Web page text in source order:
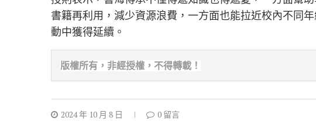
書籍再利用，減少資源浪費，一方面也能拉近校內不同
動中獲得延續。
版權所有，非經授權，不得轉載！
2024 年 10 月 8 日 0 留言